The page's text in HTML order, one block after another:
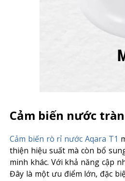
Cảm biến nước
Cảm biến rò rỉ nước Aqara T1
thiện hiệu suất mà còn bổ
minh khác. Với khả năng cập
Đây là một ưu điểm lớn, đặc